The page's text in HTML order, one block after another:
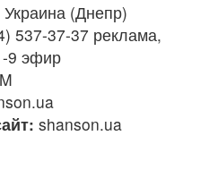
Украина (Днепр)
537-37-37 реклама,
9 эфир
shanson.ua